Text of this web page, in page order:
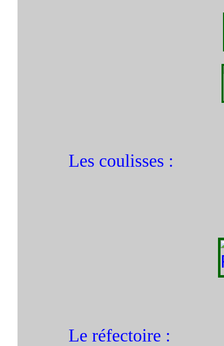
Les coulisses :
Le réfectoire :